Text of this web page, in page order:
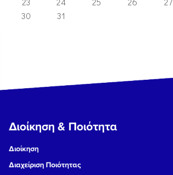
30
31
Διοίκηση & Ποιότητα
Διοίκηση
Διαχείριση Ποιότητας